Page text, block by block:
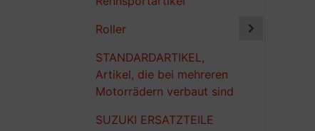
Roller
STANDARDARTIKEL,
Artikel, die bei mehreren
Motorrädern verbaut sind
SUZUKI ERSATZTEILE